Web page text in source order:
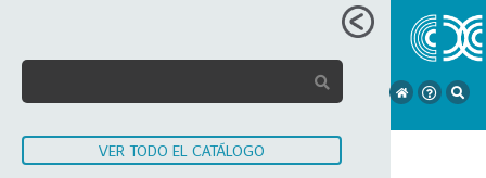
VER TODO EL CATÁLOGO